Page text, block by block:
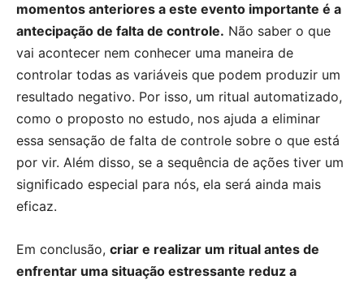
momentos anteriores a este evento importante é a
antecipação de falta de controle. Não saber o que
vai acontecer nem conhecer uma maneira de
controlar todas as variáveis que podem produzir um
resultado negativo. Por isso, um ritual automatizado,
como o proposto no estudo, nos ajuda a eliminar
essa sensação de falta de controle sobre o que está
por vir. Além disso, se a sequência de ações tiver um
significado especial para nós, ela será ainda mais
eficaz.
Em conclusão, criar e realizar um ritual antes de
enfrentar uma situação estressante reduz a